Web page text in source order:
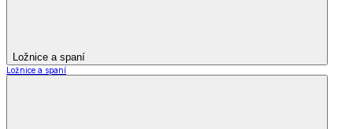
Ložnice a spaní
Ložnice a spaní